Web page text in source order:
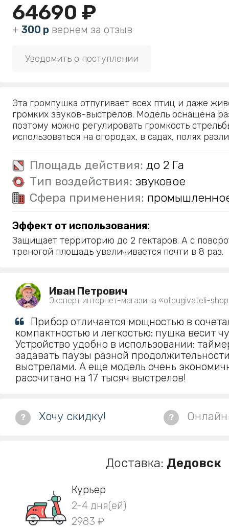
64690 ₽
+ 300 р вернем за отзыв
Уведомить о поступлении
Эта громпушка отпугивает всех птиц и даже
громких звуков-выстрелов. Модель оснащена
поэтому можно регулировать громкость
использоваться на огородах, в садах, полях
Площадь действия: до 2 Га
Тип воздействия: звуковое
Сфера применения:
Эффект от использования:
Защищает территорию до 2 гектаров. А с
треногой площадь увеличивается почти в 8 раз.
Иван Петрович
Эксперт интернет-магазина «otpugivateli-
Прибор отличается мощностью в
компактностью и легкостью: пушка весит
Устройство удобно в использовании:
задавать паузы разной
выстрелами. А еще модель очень
рассчитано на 17 тысяч выстрелов!
? Хочу скидку! ?
Доставка: Дедовск
Курьер
2-4 дня(ей)
2983 ₽